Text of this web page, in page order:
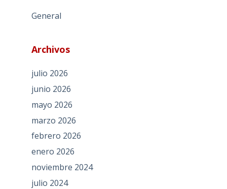
General
Archivos
julio 2026
junio 2026
mayo 2026
marzo 2026
febrero 2026
enero 2026
noviembre 2024
julio 2024